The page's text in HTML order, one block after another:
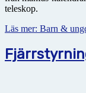
teleskop.
Läs mer: Barn &